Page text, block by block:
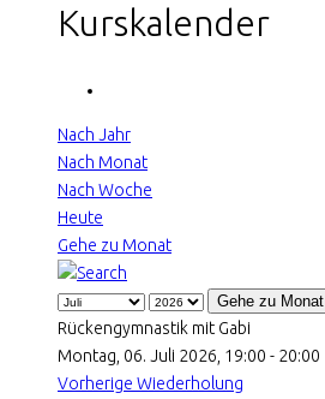
Kurskalender
Nach Jahr
Nach Monat
Nach Woche
Heute
Gehe zu Monat
Gehe zu Monat
Rückengymnastik mit Gabi
Montag, 06. Juli 2026, 19:00 - 20:00
Vorherige Wiederholung